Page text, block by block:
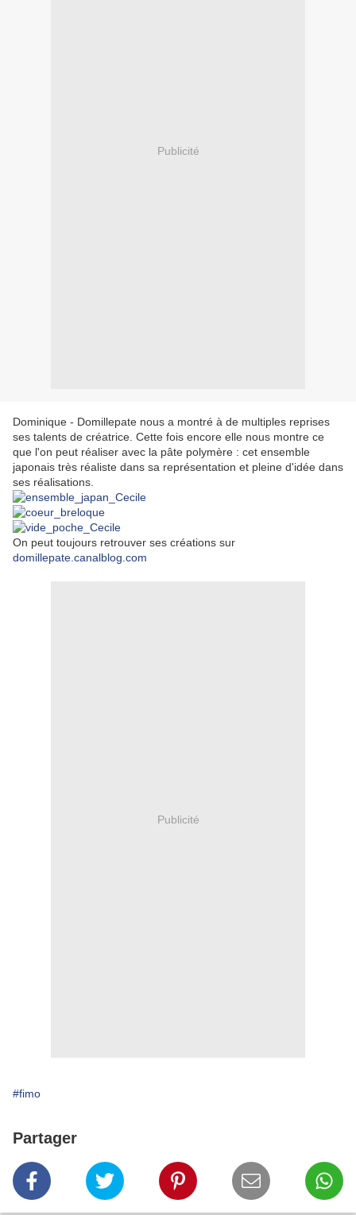
Publicité
Dominique - Domillepate nous a montré à de multiples reprises
ses talents de créatrice. Cette fois encore elle nous montre ce
que l'on peut réaliser avec la pâte polymère : cet ensemble
japonais très réaliste dans sa représentation et pleine d'idée dans
ses réalisations.
On peut toujours retrouver ses créations sur
domillepate.canalblog.com
Publicité
#fimo
Partager